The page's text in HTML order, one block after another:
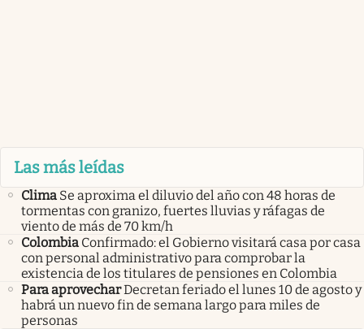
Las más leídas
Clima Se aproxima el diluvio del año con 48 horas de
tormentas con granizo, fuertes lluvias y ráfagas de
viento de más de 70 km/h
Colombia Confirmado: el Gobierno visitará casa por casa
con personal administrativo para comprobar la
existencia de los titulares de pensiones en Colombia
Para aprovecharDecretan feriado el lunes 10 de agosto y
habrá un nuevo fin de semana largo para miles de
personas